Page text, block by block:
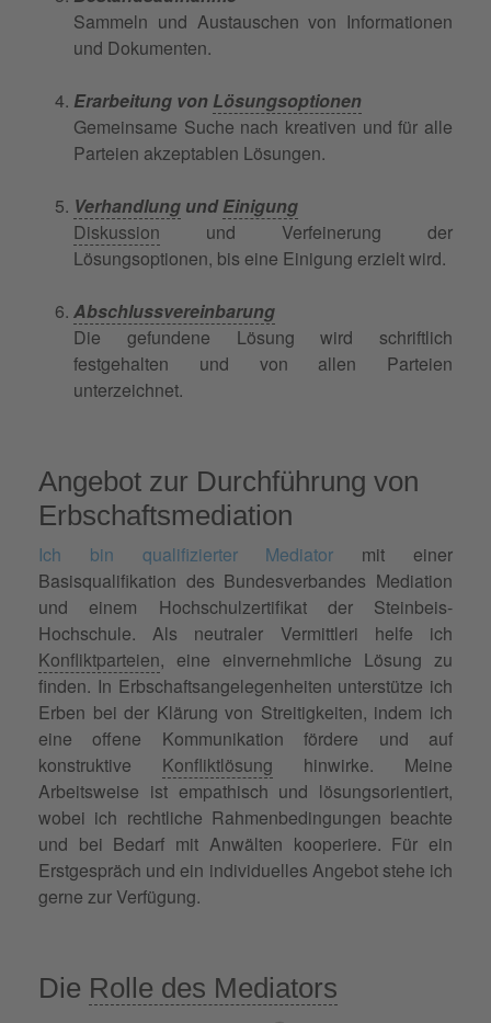
Sammeln und Austauschen von Informationen
und Dokumenten.
Erarbeitung von Lösungsoptionen
Gemeinsame Suche nach kreativen und für alle
Parteien akzeptablen Lösungen.
Verhandlung undEinigung
Diskussion und Verfeinerung der
Lösungsoptionen, bis eine Einigung erzielt wird.
Abschlussvereinbarung
Die gefundene Lösung wird schriftlich
festgehalten und von allen Parteien
unterzeichnet.
Angebot zur Durchführung von
Erbschaftsmediation
Ich bin qualifizierter Mediator mit einer
Basisqualifikation des Bundesverbandes Mediation
und einem Hochschulzertifikat der Steinbeis-
Hochschule. Als neutraler Vermittleri helfe ich
Konfliktparteien, eine einvernehmliche Lösung zu
finden. In Erbschaftsangelegenheiten unterstütze ich
Erben bei der Klärung von Streitigkeiten, indem ich
eine offene Kommunikation fördere und auf
konstruktive Konfliktlösung hinwirke. Meine
Arbeitsweise ist empathisch und lösungsorientiert,
wobei ich rechtliche Rahmenbedingungen beachte
und bei Bedarf mit Anwälten kooperiere. Für ein
Erstgespräch und ein individuelles Angebot stehe ich
gerne zur Verfügung.
Die Rolle des Mediators